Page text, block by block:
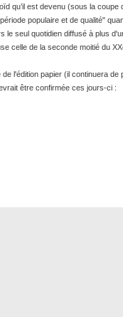
qu’il est devenu (sous la coupe
populaire et de qualité"
le seul quotidien diffusé à plus
celle de la seconde moitié du
de l'édition papier (il continuera de
être confirmée ces jours-ci :